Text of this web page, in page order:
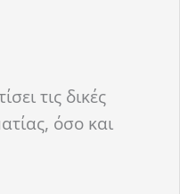
τις δικές
όσο και